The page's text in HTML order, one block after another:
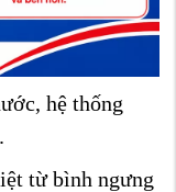
hệ thống
từ bình ngưng